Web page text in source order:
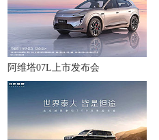
阿维塔07L上市发布会